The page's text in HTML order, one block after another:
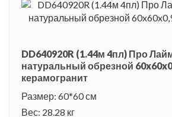
DD640920R (1.44м 4пл) Про
натуральный обрезной
керамогранит
Размер: 60*60 см
Вес: 28.28 кг